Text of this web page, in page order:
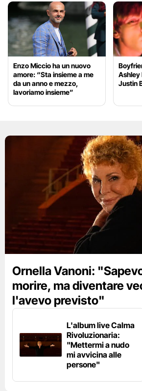
Enzo Miccio ha un nuovo
amore: “Sta insieme a me
da un anno e mezzo,
lavoriamo insieme”
Ashley
Justin
Ornella Vanoni:
morire, ma diventare
l'avevo previsto"
L'album live Calma
Rivoluzionaria:
"Mettermi a nudo
mi avvicina alle
persone"